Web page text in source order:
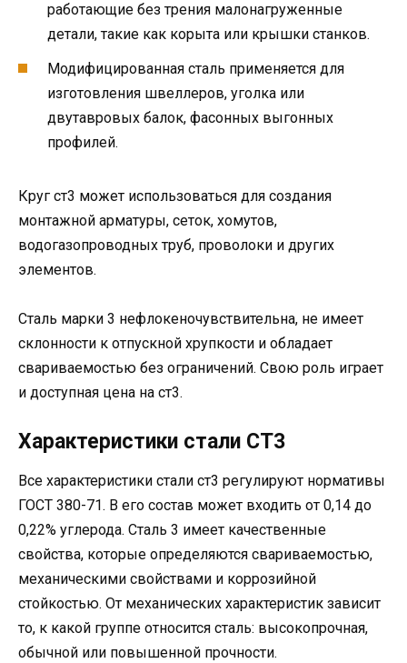
работающие без трения малонагруженные
детали, такие как корыта или крышки станков.
Модифицированная сталь применяется для
изготовления швеллеров, уголка или
двутавровых балок, фасонных выгонных
профилей.
Круг ст3 может использоваться для создания
монтажной арматуры, сеток, хомутов,
водогазопроводных труб, проволоки и других
элементов.
Сталь марки 3 нефлокеночувствительна, не имеет
склонности к отпускной хрупкости и обладает
свариваемостью без ограничений. Свою роль играет
и доступная цена на ст3.
Характеристики стали СТ3
Все характеристики стали ст3 регулируют нормативы
ГОСТ 380-71. В его состав может входить от 0,14 до
0,22% углерода. Сталь 3 имеет качественные
свойства, которые определяются свариваемостью,
механическими свойствами и коррозийной
стойкостью. От механических характеристик зависит
то, к какой группе относится сталь: высокопрочная,
обычной или повышенной прочности.